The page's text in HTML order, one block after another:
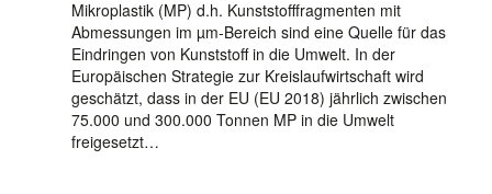
Mikroplastik (MP) d.h. Kunststofffragmenten mit
Abmessungen im µm-Bereich sind eine Quelle für das
Eindringen von Kunststoff in die Umwelt. In der
Europäischen Strategie zur Kreislaufwirtschaft wird
geschätzt, dass in der EU (EU 2018) jährlich zwischen
75.000 und 300.000 Tonnen MP in die Umwelt
freigesetzt…